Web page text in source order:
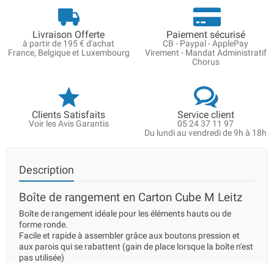
Livraison Offerte
à partir de 195 € d'achat
France, Belgique et Luxembourg
Paiement sécurisé
CB - Paypal - ApplePay
Virement - Mandat Administratif
Chorus
Clients Satisfaits
Voir les Avis Garantis
Service client
05 24 37 11 97
Du lundi au vendredi de 9h à 18h
Description
Boîte de rangement en Carton Cube M Leitz
Boîte de rangement idéale pour les éléments hauts ou de
forme ronde.
Facile et rapide à assembler grâce aux boutons pression et
aux parois qui se rabattent (gain de place lorsque la boîte n'est
pas utilisée)